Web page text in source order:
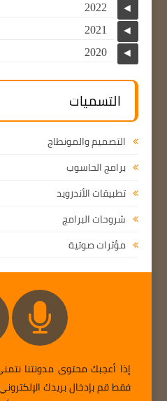
◄
2022
◄
2021
◄
2020
التسميات
التصميم والمونطاج
برامج الحاسوب
تطبيقات الأندرويد
شروحات البرامج
مؤثرات صوتية
إذا أعجبك محتوى مدونتنا
فقط قم بإدخال بريدك